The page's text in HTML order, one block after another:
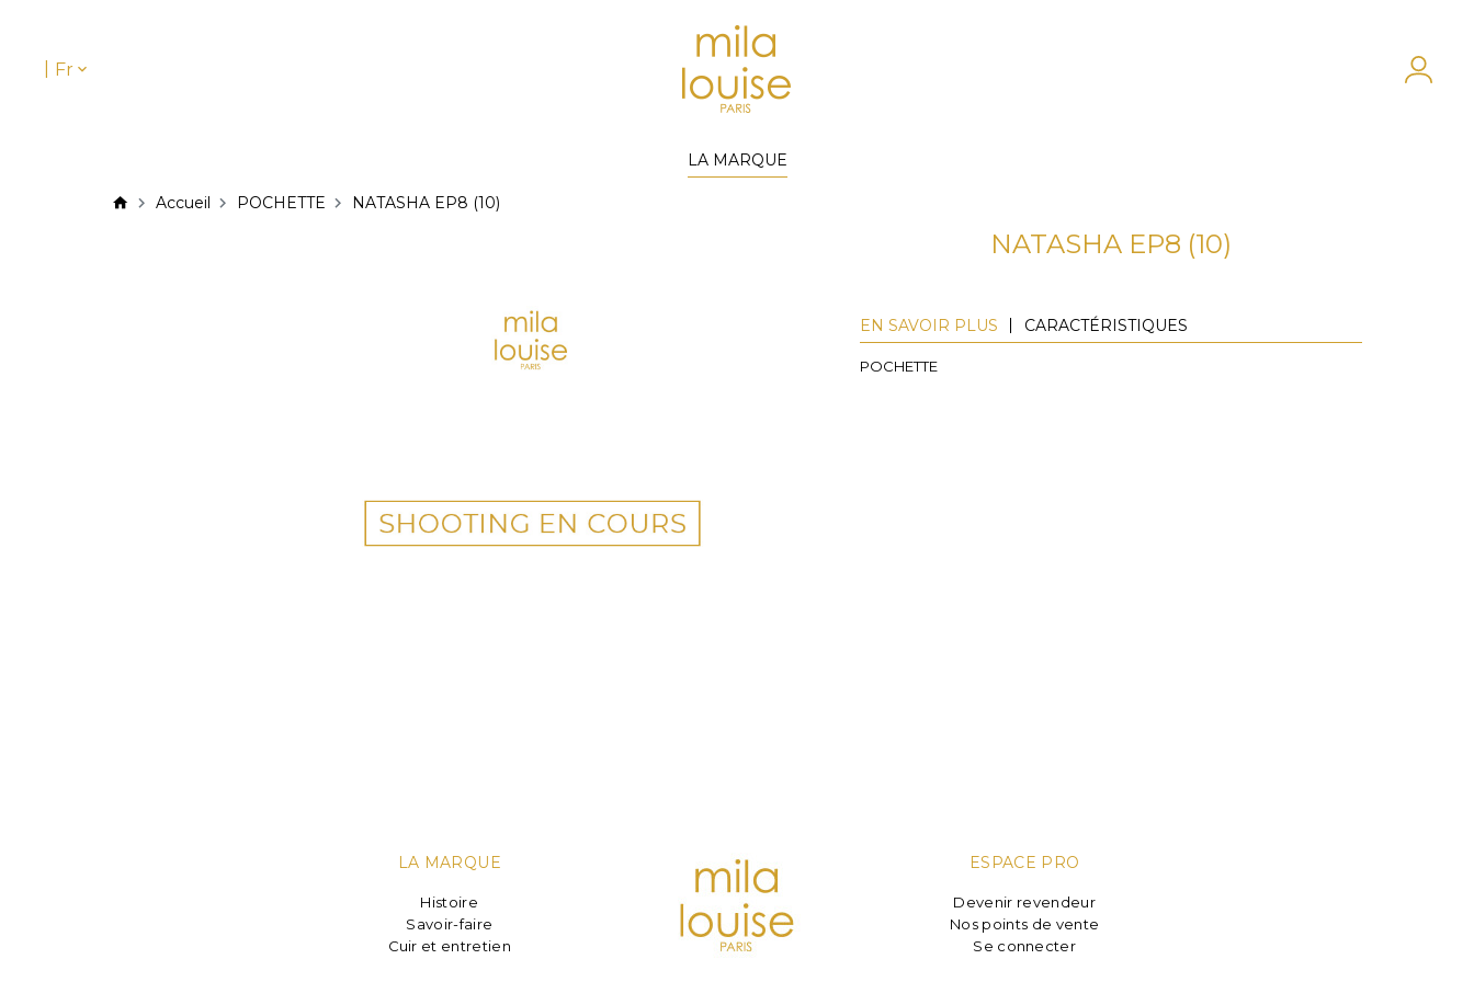
Fr
LA MARQUE
Accueil POCHETTE NATASHA EP8 (10)
NATASHA EP8 (10)
EN SAVOIR PLUS CARACTÉRISTIQUES
POCHETTE
LA MARQUE
Histoire
Savoir-faire
Cuir et entretien
ESPACE PRO
Devenir revendeur
Nos points de vente
Se connecter